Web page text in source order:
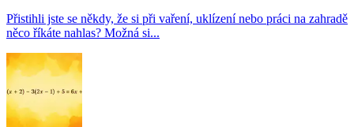
Přistihli jste se někdy, že si při vaření, uklízení nebo práci na zahradě
něco říkáte nahlas? Možná si...